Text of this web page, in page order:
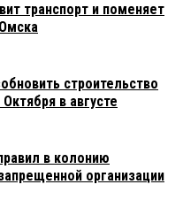
транспорт и поменяет
строительство
в августе
в колонию
организации